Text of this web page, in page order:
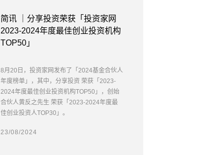
简讯 ｜分享投资荣获「投资家网
2023-2024年度最佳创业投资机构
TOP50」
8月20日，投资家网发布了「2024基金合伙人
年度榜单」，其中，分享投资 荣获「2023-
2024年度最佳创业投资机构TOP50」，创始
合伙人黄反之先生 荣获「2023-2024年度最
佳创业投资人TOP30」。
23/08/2024